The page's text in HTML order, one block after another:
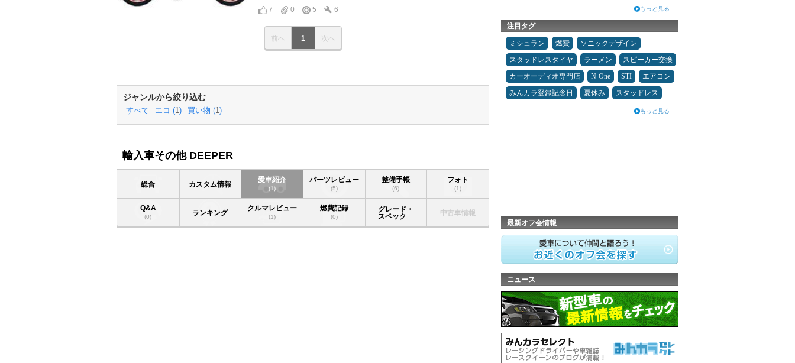
7
0 5 6
前へ 1 次へ
ジャンルから絞り込む
すべて エコ (1) 買い物 (1)
輸入車その他 DEEPER
総合 カスタム情報
愛車紹介
(1)
パーツレビュー
(5)
整備手帳
(6)
フォト
(1)
Q&A
(0) ランキング
クルマレビュー
(1)
燃費記録
(0)
グレード・
スペック
中古車情報
もっと見る
注目タグ
ミシュラン 燃費
ソニックデザイン
スタッドレスタイヤ
ラーメン
スピーカー交換
カーオーディオ専門店
N-One STI
エアコン
みんカラ登録記念日
夏休み スタッドレス
もっと見る
最新オフ会情報
ニュース